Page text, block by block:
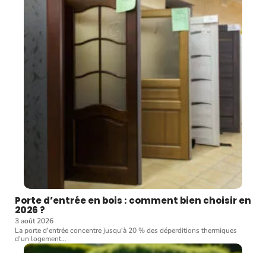
Porte d’entrée en bois : comment bien choisir en
2026 ?
3 août 2026
La porte d'entrée concentre jusqu'à 20 % des déperditions thermiques
d'un logement…